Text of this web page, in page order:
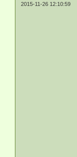
2015-11-26 12:10:59